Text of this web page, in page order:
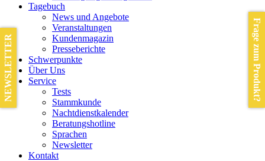
Tagebuch
News und Angebote
Veranstaltungen
Kundenmagazin
Presseberichte
Schwerpunkte
Über Uns
Service
Tests
Stammkunde
Nachtdienstkalender
Beratungshotline
Sprachen
Newsletter
Kontakt
Frage zum Produkt?
NEWSLETTER